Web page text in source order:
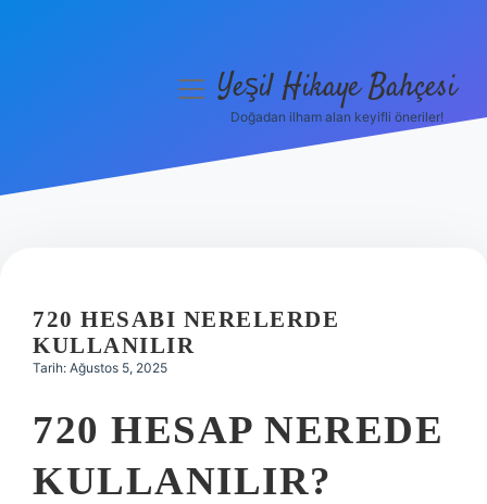
Hakkımızda
menüyüYeşil Hikaye Bahçesi
Doğadan ilham alan keyifli öneriler!
720 HESABI NERELERDE
KULLANILIR
Tarih: Ağustos 5, 2025
720 HESAP NEREDE
KULLANILIR?